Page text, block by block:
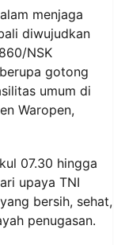
menjaga
diwujudkan
NSK
gotong
umum di
Waropen,
07.30 hingga
upaya TNI
bersih, sehat,
penugasan.